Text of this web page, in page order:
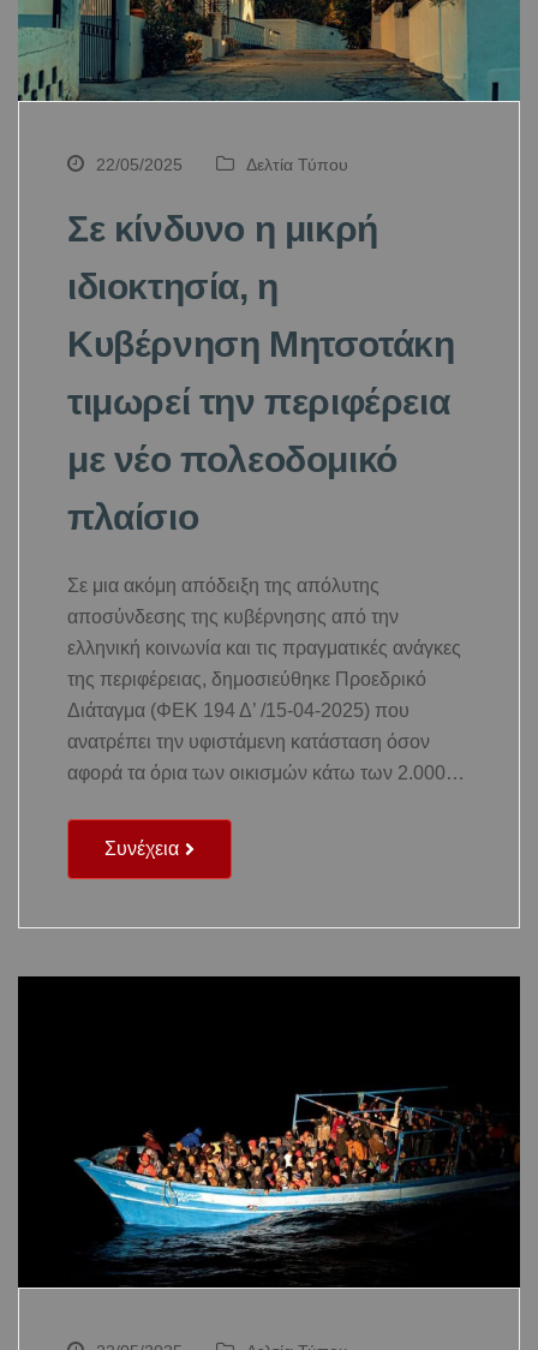
22/05/2025 Δελτία Τύπου
Σε κίνδυνο η μικρή
ιδιοκτησία, η
Κυβέρνηση Μητσοτάκη
τιμωρεί την περιφέρεια
με νέο πολεοδομικό
πλαίσιο
Σε μια ακόμη απόδειξη της απόλυτης
αποσύνδεσης της κυβέρνησης από την
ελληνική κοινωνία και τις πραγματικές ανάγκες
της περιφέρειας, δημοσιεύθηκε Προεδρικό
Διάταγμα (ΦΕΚ 194 Δ’ /15-04-2025) που
ανατρέπει την υφιστάμενη κατάσταση όσον
αφορά τα όρια των οικισμών κάτω των 2.000…
Συνέχεια